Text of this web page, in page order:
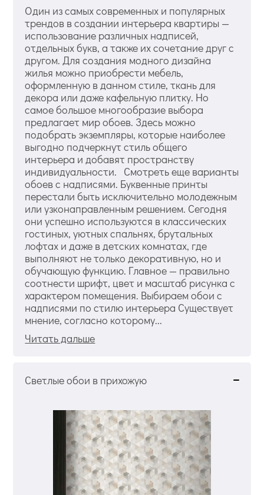
Один из самых современных и популярных
трендов в создании интерьера квартиры —
использование различных надписей,
отдельных букв, а также их сочетание друг с
другом. Для создания модного дизайна
жилья можно приобрести мебель,
оформленную в данном стиле, ткань для
декора или даже кафельную плитку. Но
самое большое многообразие выбора
предлагает мир обоев. Здесь можно
подобрать экземпляры, которые наиболее
выгодно подчеркнут стиль общего
интерьера и добавят пространству
индивидуальности. Смотреть еще варианты
обоев с надписями. Буквенные принты
перестали быть исключительно молодежным
или узконаправленным решением. Сегодня
они успешно используются в классических
гостиных, уютных спальнях, брутальных
лофтах и даже в детских комнатах, где
выполняют не только декоративную, но и
обучающую функцию. Главное — правильно
соотнести шрифт, цвет и масштаб рисунка с
характером помещения. Выбираем обои с
надписями по стилю интерьера Существует
мнение, согласно которому...
Читать дальше
Светлые обои в прихожую